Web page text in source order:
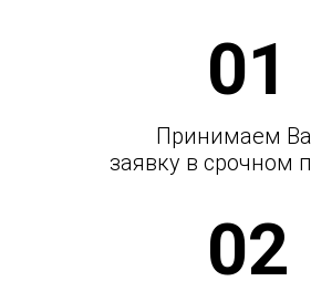
01
Принимаем
заявку в срочном
02